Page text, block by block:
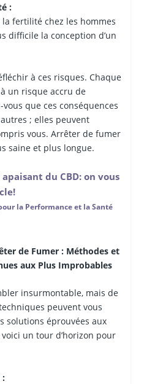
:
fertilité chez les hommes
difficile la conception d’un
à ces risques. Chaque
un risque accru de
que ces conséquences
; elles peuvent
vous. Arrêter de fumer
saine et plus longue.
du CBD: on vous
la Performance et la Santé
de Fumer : Méthodes et
aux Plus Improbables
insurmontable, mais de
peuvent vous
solutions éprouvées aux
un tour d’horizon pour
: